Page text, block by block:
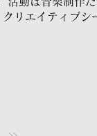
リエイティブシ